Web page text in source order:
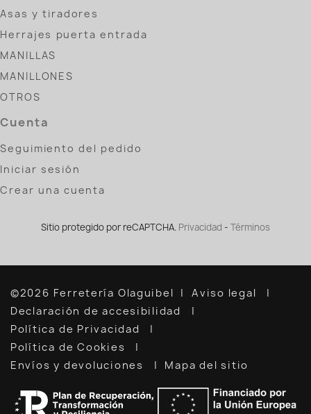
Asas y tiradores
Herrajes puerta entrada
MANILLAS
MANILLONES
OTROS
Cuenta
Seguimiento del pedido
Iniciar sesión
Crear una cuenta
Sitio protegido por reCAPTCHA. Privacidad - Términos
©2026 Ferretería Olaguibel
Aviso legal
Declaración de accesibilidad
Política de Privacidad
Política de Cookies
Envíos y devoluciones
Mapa del sitio